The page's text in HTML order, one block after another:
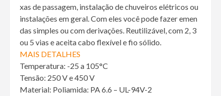
xas de passagem, instalação de chuveiros elétricos ou
instalações em geral. Com eles você pode fazer emen
das simples ou com derivações. Reutilizável, com 2, 3
ou 5 vias e aceita cabo flexível e fio sólido.
MAIS DETALHES
Temperatura: -25 a 105°C
Tensão: 250 V e 450 V
Material: Poliamida: PA 6.6 – UL-94V-2